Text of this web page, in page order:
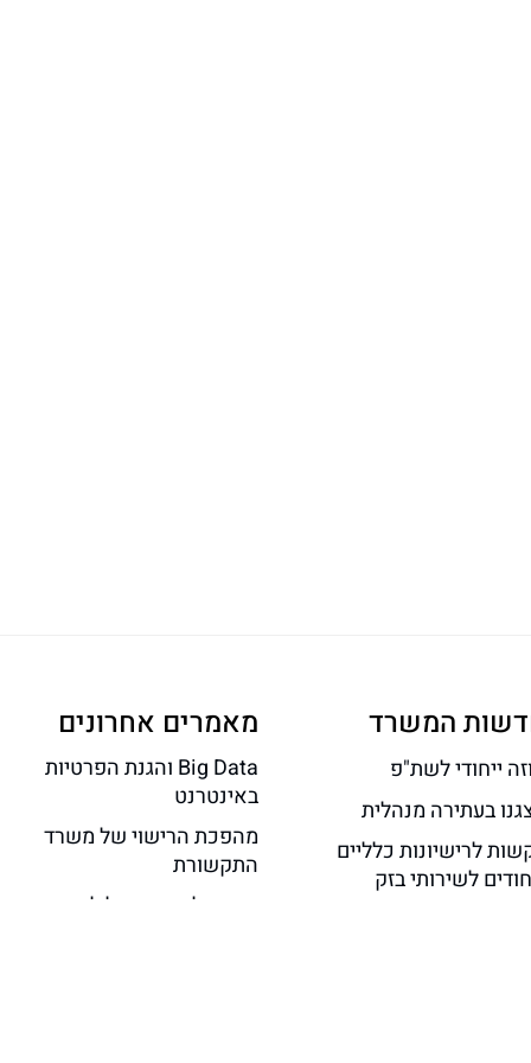
המשרד
ייחודי לשת"פ
בעתירה מנהלית
לרישיונות כלליים
לשירותי בזק
מאמרים אחרונים
Big Data והגנת הפרטיות
באינטרנט
מהפכת הרישוי של משרד
התקשורת
תוכן גולשים הוביל לאחריות